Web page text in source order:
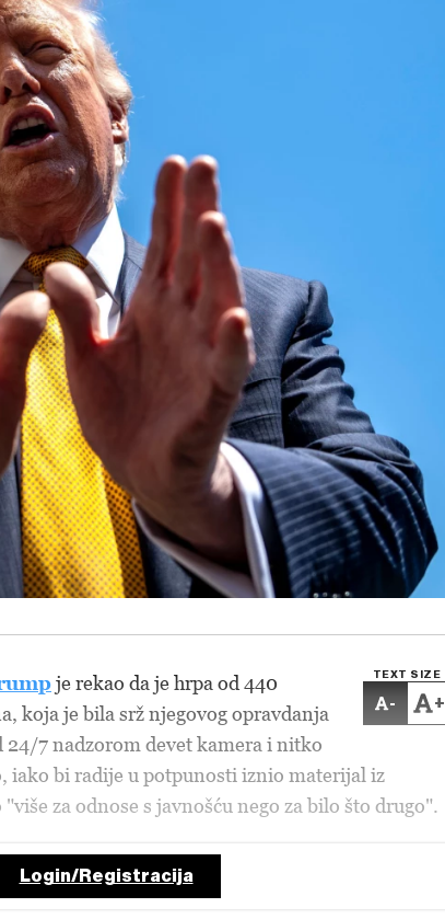
TEXT SIZE
- +
je rekao da je hrpa od 440
koja je bila srž njegovog opravdanja
24/7 nadzorom devet kamera i nitko
iako bi radije u potpunosti iznio materijal iz
za odnose s javnošću nego za bilo što drugo".
Login/Registracija